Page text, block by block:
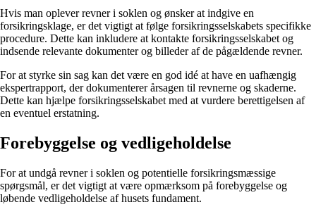
Hvis man oplever revner i soklen og ønsker at indgive en
forsikringsklage, er det vigtigt at følge forsikringsselskabets specifikke
procedure. Dette kan inkludere at kontakte forsikringsselskabet og
indsende relevante dokumenter og billeder af de pågældende revner.
For at styrke sin sag kan det være en god idé at have en uafhængig
ekspertrapport, der dokumenterer årsagen til revnerne og skaderne.
Dette kan hjælpe forsikringsselskabet med at vurdere berettigelsen af
en eventuel erstatning.
Forebyggelse og vedligeholdelse
For at undgå revner i soklen og potentielle forsikringsmæssige
spørgsmål, er det vigtigt at være opmærksom på forebyggelse og
løbende vedligeholdelse af husets fundament.